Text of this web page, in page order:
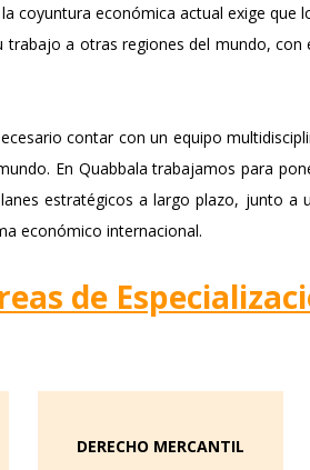
coyuntura económica actual exige que
trabajo a otras regiones del mundo, con
contar con un equipo
En Quabbala trabajamos para
estratégicos a largo plazo, junto a
económico internacional.
de
DERECHO MERCANTIL